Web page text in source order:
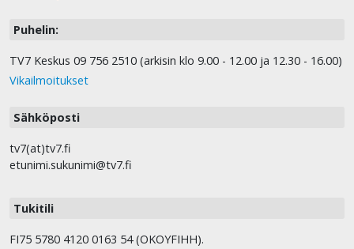
Puhelin:
TV7 Keskus 09 756 2510 (arkisin klo 9.00 - 12.00 ja 12.30 - 16.00)
Vikailmoitukset
Sähköposti
tv7(at)tv7.fi
etunimi.sukunimi@tv7.fi
Tukitili
FI75 5780 4120 0163 54 (OKOYFIHH).